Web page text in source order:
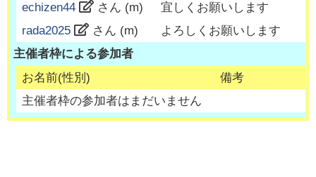
echizen44
さん (m)
宜しくお願いします
rada2025
さん (m)
よろしくお願いします
主催者枠による参加者
お名前(性別)
備考
主催者枠の参加者はまだいません